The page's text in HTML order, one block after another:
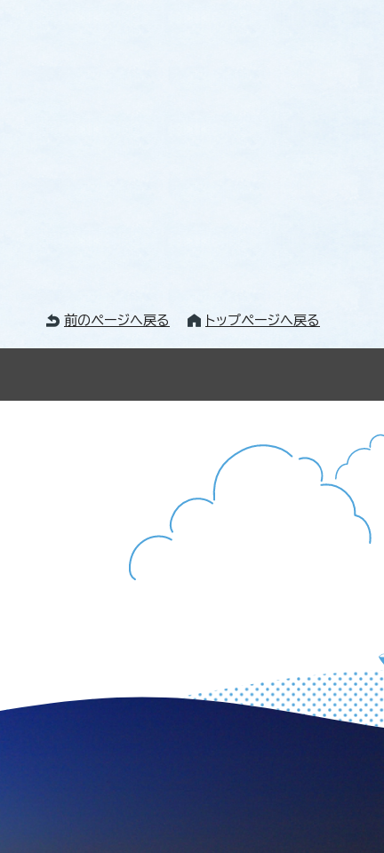
前のページへ戻る トップページへ戻る